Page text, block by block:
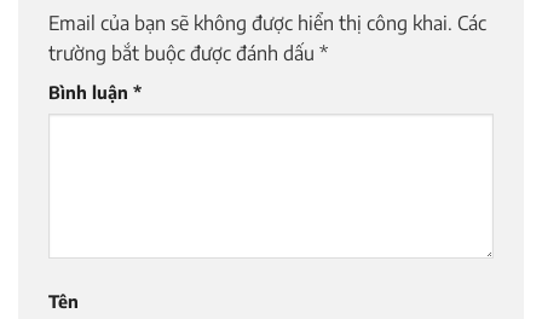
Email của bạn sẽ không được hiển thị công khai. Các
trường bắt buộc được đánh dấu *
Bình luận *
Tên